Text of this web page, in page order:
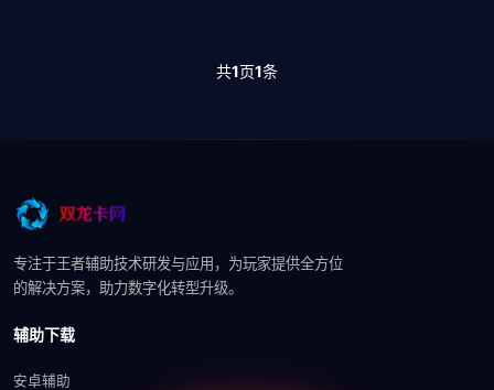
共1页1条
专注于王者辅助技术研发与应用，为玩家提供全方位
的解决方案，助力数字化转型升级。
辅助下载
安卓辅助